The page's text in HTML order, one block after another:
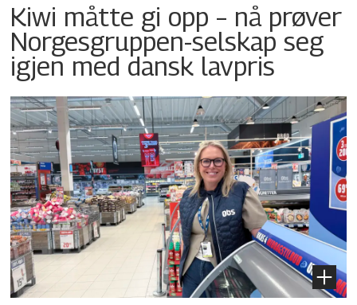
Kiwi måtte gi opp – nå prøver
Norgesgruppen-selskap seg
igjen med dansk lavpris